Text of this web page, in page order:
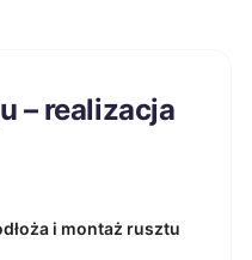
– realizacja
i montaż rusztu